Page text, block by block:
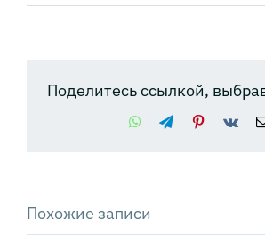
Поделитесь ссылкой,
WhatsApp
TelegramPinterest
Vk
Похожие записи